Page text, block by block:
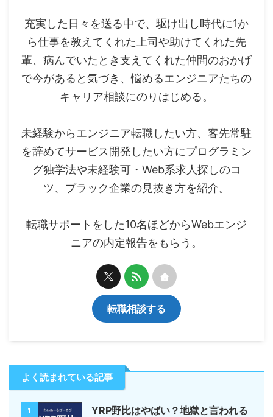
充実した日々を送る中で、駆け出し時代に1か
ら仕事を教えてくれた上司や助けてくれた先
輩、病んでいたとき支えてくれた仲間のおかげ
で今があると気づき、悩めるエンジニアたちの
キャリア相談にのりはじめる。
未経験からエンジニア転職したい方、客先常駐
を辞めてサービス開発したい方にプログラミン
グ独学法や未経験可・Web系求人探しのコ
ツ、ブラック企業の見抜き方を紹介。
転職サポートをした10名ほどからWebエンジ
ニアの内定報告をもらう。
転職相談する
よく読まれている記事
1
YRP野比はやばい？地獄と言われる